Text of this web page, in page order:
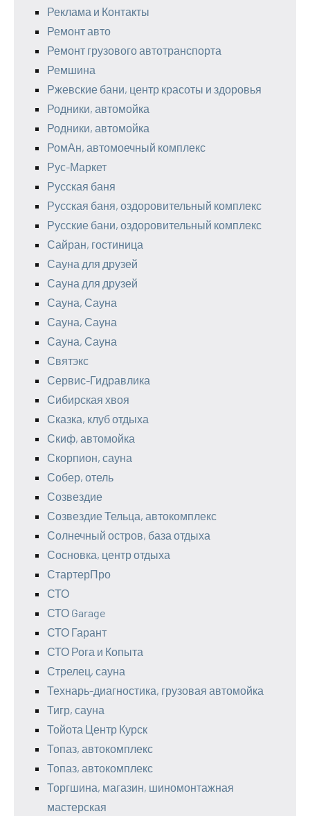
Реклама и Контакты
Ремонт авто
Ремонт грузового автотранспорта
Ремшина
Ржевские бани, центр красоты и здоровья
Родники, автомойка
Родники, автомойка
РомАн, автомоечный комплекс
Рус-Маркет
Русская баня
Русская баня, оздоровительный комплекс
Русские бани, оздоровительный комплекс
Сайран, гостиница
Сауна для друзей
Сауна для друзей
Сауна, Сауна
Сауна, Сауна
Сауна, Сауна
Святэкс
Сервис-Гидравлика
Сибирская хвоя
Сказка, клуб отдыха
Скиф, автомойка
Скорпион, сауна
Собер, отель
Созвездие
Созвездие Тельца, автокомплекс
Солнечный остров, база отдыха
Сосновка, центр отдыха
СтартерПро
СТО
СТО Garage
СТО Гарант
СТО Рога и Копыта
Стрелец, сауна
Технарь-диагностика, грузовая автомойка
Тигр, сауна
Тойота Центр Курск
Топаз, автокомплекс
Топаз, автокомплекс
Торгшина, магазин, шиномонтажная
мастерская